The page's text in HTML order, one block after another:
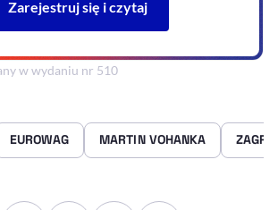
w wydaniu nr 510
EUROWAG MARTIN VOHANKA